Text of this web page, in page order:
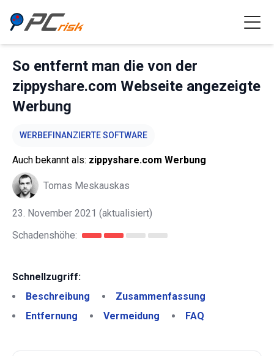
So entfernt man die von der
zippyshare.com Webseite angezeigte
Werbung
WERBEFINANZIERTE SOFTWARE
Auch bekannt als: zippyshare.com Werbung
Tomas Meskauskas
23. November 2021 (aktualisiert)
Schadenshöhe:
Schnellzugriff:
Beschreibung
Zusammenfassung
Entfernung
Vermeidung FAQ